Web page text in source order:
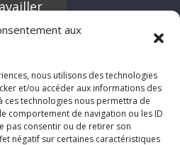
aux
nous utilisons des technologies
et/ou accéder aux informations des
ces technologies nous permettra de
comportement de navigation ou les ID
pas consentir ou de retirer son
négatif sur certaines caractéristiques
n'hésite
nous envoyer
de
de films,
ou des billets